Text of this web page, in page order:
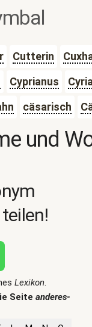
Cutterin
Cyprianus
cäsarisch
und
Lexikon.
Seite anderes-